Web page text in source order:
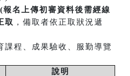
(報名上傳初審資料後需經線
取 ，備取者依正取狀況遞
課程、成果驗收、服勤導覽
說明